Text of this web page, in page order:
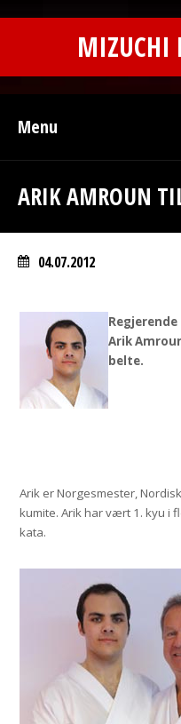
MIZUCHI
Menu
ARIK AMROUN
04.07.2012
Arik
belte.
Arik er Norgesmester,
kumite. Arik har vært 1. kyu i
kata.